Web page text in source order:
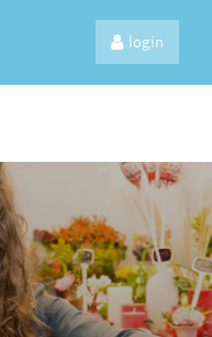
login